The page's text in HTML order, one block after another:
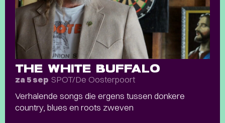
THE WHITE BUFFALO
za 5 sep SPOT/De Oosterpoort
Verhalende songs die ergens tussen donkere
country, blues en roots zweven